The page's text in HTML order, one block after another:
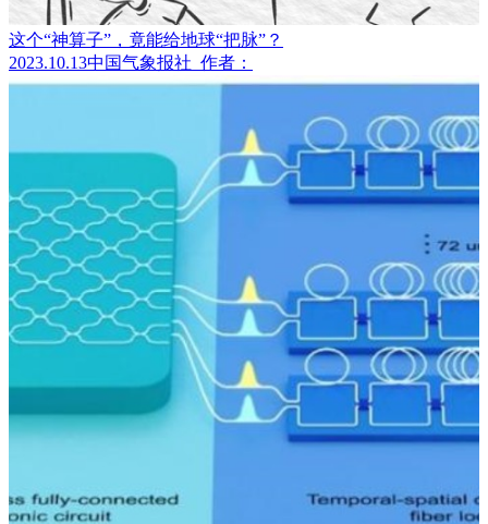
这个“神算子”，竟能给地球“把脉”？
2023.10.13中国气象报社 作者：